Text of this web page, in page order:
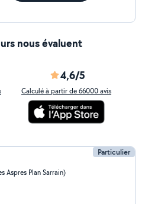
nous évaluent
4,6/5
Calculé à partir de 66000 avis
Particulier
Aspres Plan Sarrain)